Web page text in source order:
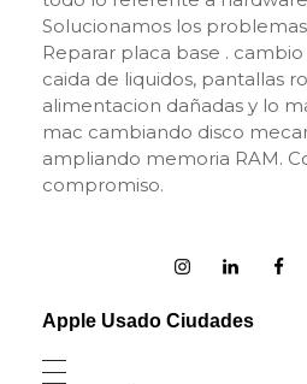
Solucionamos los
Reparar placa base .
caida de liquidos, pantallas
alimentacion dañadas y lo
mac cambiando disco
ampliando memoria RAM.
compromiso.
Apple Usado Ciudades